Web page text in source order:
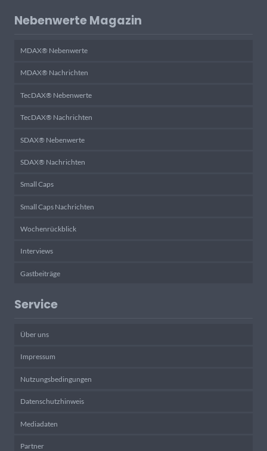
Nebenwerte Magazin
MDAX® Nebenwerte
MDAX® Nachrichten
TecDAX® Nebenwerte
TecDAX® Nachrichten
SDAX® Nebenwerte
SDAX® Nachrichten
Small Caps
Small Caps Nachrichten
Wochenrückblick
Interviews
Gastbeiträge
Service
Über uns
Impressum
Nutzungsbedingungen
Datenschutzhinweis
Mediadaten
Partner